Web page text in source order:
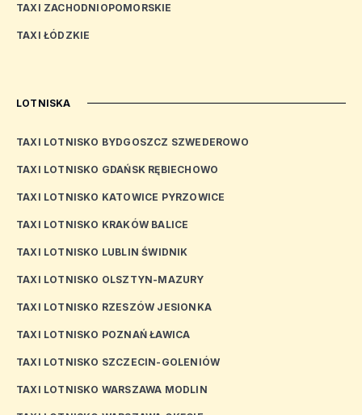
TAXI ZACHODNIOPOMORSKIE
TAXI ŁÓDZKIE
LOTNISKA
TAXI LOTNISKO BYDGOSZCZ SZWEDEROWO
TAXI LOTNISKO GDAŃSK RĘBIECHOWO
TAXI LOTNISKO KATOWICE PYRZOWICE
TAXI LOTNISKO KRAKÓW BALICE
TAXI LOTNISKO LUBLIN ŚWIDNIK
TAXI LOTNISKO OLSZTYN-MAZURY
TAXI LOTNISKO RZESZÓW JESIONKA
TAXI LOTNISKO POZNAŃ ŁAWICA
TAXI LOTNISKO SZCZECIN-GOLENIÓW
TAXI LOTNISKO WARSZAWA MODLIN